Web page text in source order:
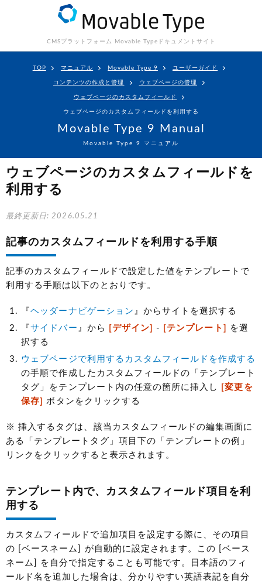
CMSプラットフォーム Movable Type ドキュメントサイト
TOP マニュアル Movable Type 9 ユーザーガイド
コンテンツの作成と管理 ウェブページの管理
ウェブページのカスタムフィールド
ウェブページのカスタムフィールドを利用する
Movable Type 9 Manual
Movable Type 9 マニュアル
ウェブページのカスタムフィールドを
利用する
最終更新日: 2026.05.21
記事のカスタムフィールドを利用する手順
記事のカスタムフィールドで設定した値をテンプレートで
利用する手順は以下のとおりです。
『ヘッダーナビゲーション 』からサイトを選択する
『サイドバー 』から [デザイン] - [テンプレート]
を選
択する
ウェブページで利用するカスタムフィールドを作成する
の手順で作成したカスタムフィールドの「テンプレート
タグ」をテンプレート内の任意の箇所に挿入し
[変更を
保存] ボタンをクリックする
※ 挿入するタグは、該当カスタムフィールドの編集画面に
ある「テンプレートタグ」項目下の「テンプレートの例」
リンクをクリックすると表示されます。
テンプレート内で、カスタムフィールド項目を利
用する
カスタムフィールドで追加項目を設定する際に、その項目
の [ベースネーム] が自動的に設定されます。この [ベース
ネーム] を自分で指定することも可能です。日本語のフィ
ールド名を追加した場合は、分かりやすい英語表記を自分